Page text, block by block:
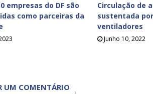
empresas do DF são
como parceiras da
Circulação de
sustentada
ventiladores
Junho 10, 2022
UM COMENTÁRIO